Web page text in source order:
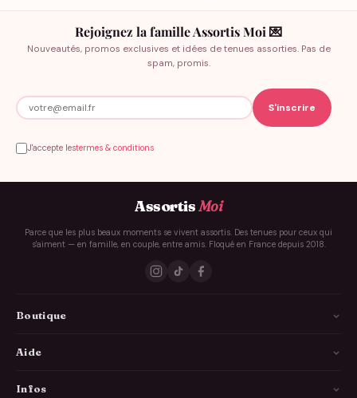
Rejoignez la famille Assortis Moi 💌
Nouveautés, promos exclusives et idées de tenues assorties. Pas de
spam, promis.
J'accepte lestermes & conditions
AssortisMoi
Parce que les plus beaux moments se vivent assortis. Des tenues pour ceux qui
s'aiment — en famille, en couple, entre amis. Floqué en France depuis 2018.
Boutique
Aide
Infos